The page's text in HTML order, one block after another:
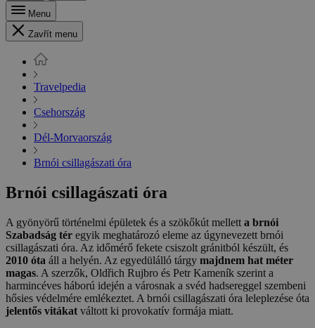
Menu
Zavřít menu
Travelpedia
Csehország
Dél-Morvaország
Brnói csillagászati óra
Brnói csillagászati óra
A gyönyörű történelmi épületek és a szökőkút mellett a brnói
Szabadság tér egyik meghatározó eleme az úgynevezett brnói
csillagászati óra. Az időmérő fekete csiszolt gránitból készült, és
2010 óta áll a helyén. Az egyedülálló tárgy majdnem hat méter
magas. A szerzők, Oldřich Rujbro és Petr Kameník szerint a
harmincéves háború idején a városnak a svéd hadsereggel szembeni
hősies védelmére emlékeztet. A brnói csillagászati óra leleplezése óta
jelentős vitákat váltott ki provokatív formája miatt.